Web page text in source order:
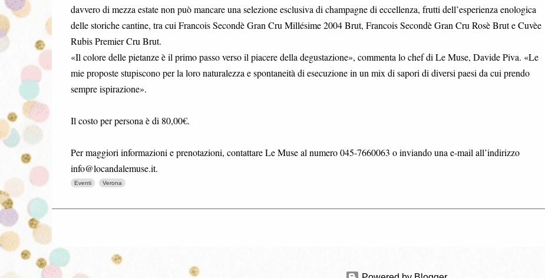
davvero di mezza estate non può mancare una selezione esclusiva di champagne di eccellenza, frutti dell’esperienza enologica
delle storiche cantine, tra cui Francois Secondè Gran Cru Millésime 2004 Brut, Francois Secondè Gran Cru Rosè Brut e Cuvèe
Rubis Premier Cru Brut.
«Il colore delle pietanze è il primo passo verso il piacere della degustazione», commenta lo chef di Le Muse, Davide Piva. «Le
mie proposte stupiscono per la loro naturalezza e spontaneità di esecuzione in un mix di sapori di diversi paesi da cui prendo
sempre ispirazione».
Il costo per persona è di 80,00€.
Per maggiori informazioni e prenotazioni, contattare Le Muse al numero 045-7660063 o inviando una e-mail all’indirizzo
info@locandalemuse.it.
Eventi Verona